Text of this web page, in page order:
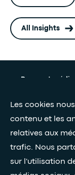
Les cookies
contenu et les
relatives aux
trafic. Nous
sur l'utilisation
All Insights
Nos livres blancs
Restez
Inscription